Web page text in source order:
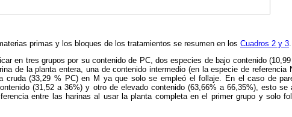
primas y los bloques de los tratamientos se resumen en los Cuadros 2 y 3.
en tres grupos por su contenido de PC, dos especies de bajo contenido
de la planta entera, una de contenido intermedio (en la especie de referencia
cruda (33,29 % PC) en M ya que solo se empleó el follaje. En el caso de
(31,52 a 36%) y otro de elevado contenido (63,66% a 66,35%), esto se
entre las harinas al usar la planta completa en el primer grupo y solo